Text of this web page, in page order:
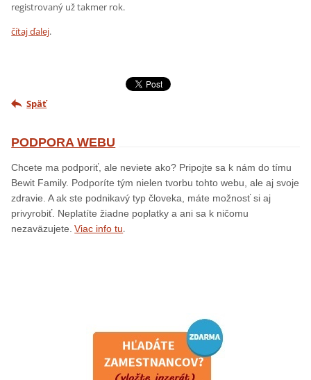
registrovaný už takmer rok.
čítaj ďalej.
Späť
PODPORA WEBU
Chcete ma podporiť, ale neviete ako? Pripojte sa k nám do tímu
Bewit Family. Podporíte tým nielen tvorbu tohto webu, ale aj svoje
zdravie. A ak ste podnikavý typ človeka, máte možnosť si aj
privyrobiť. Neplatíte žiadne poplatky a ani sa k ničomu
nezaväzujete. Viac info tu.